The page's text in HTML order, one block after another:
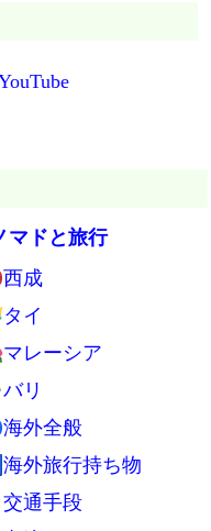
い
事
屋
経験
味実例
イト内検索